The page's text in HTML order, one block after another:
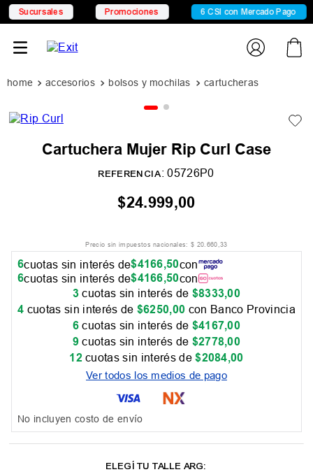
Sucursales Promociones 6 CSI con Mercado Pago
accesorios bolsos y mochilas cartucheras
Cartuchera Mujer Rip Curl Case
REFERENCIA:05726P0
$24.999,00
Precio sin impuestos nacionales: $ 20.660,33
6cuotas sin interés de$4166,50con
6cuotas sin interés de$4166,50con
3 cuotas sin interés de $8333,00
4 cuotas sin interés de $6250,00 con Banco Provincia
6 cuotas sin interés de $4167,00
9 cuotas sin interés de $2778,00
12 cuotas sin interés de$2084,00
Ver todos los medios de pago
No incluyen costo de envío